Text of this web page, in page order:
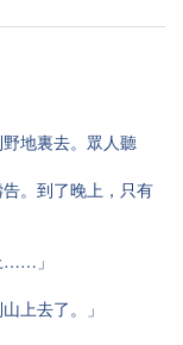
地裏去。眾人聽
。到了晚上，只有
……」
上去了。」